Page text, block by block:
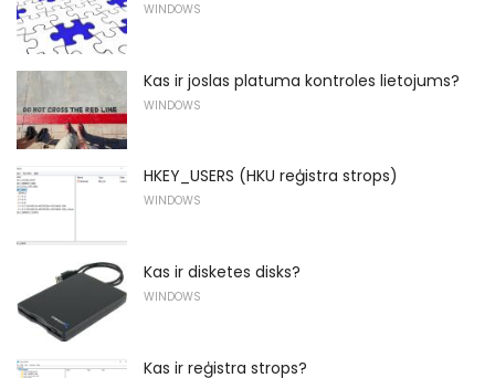
WINDOWS
Kas ir joslas platuma kontroles lietojums?
WINDOWS
HKEY_USERS (HKU reģistra strops)
WINDOWS
Kas ir disketes disks?
WINDOWS
Kas ir reģistra strops?